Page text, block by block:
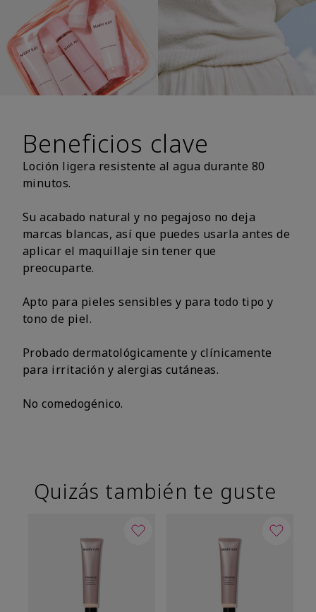
Beneficios clave
Loción ligera resistente al agua durante 80
minutos.
Su acabado natural y no pegajoso no deja
marcas blancas, así que puedes usarla antes de
aplicar el maquillaje sin tener que
preocuparte.
Apto para pieles sensibles y para todo tipo y
tono de piel.
Probado dermatológicamente y clínicamente
para irritación y alergias cutáneas.
No comedogénico.
Quizás también te guste